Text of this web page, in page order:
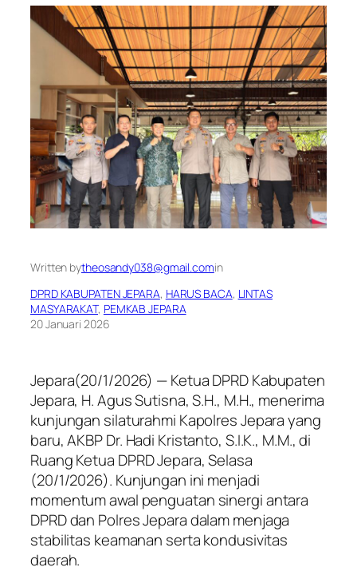
Written bytheosandy038@gmail.comin
DPRD KABUPATEN JEPARA, HARUS BACA, LINTAS
MASYARAKAT, PEMKAB JEPARA
20 Januari 2026
Jepara(20/1/2026) — Ketua DPRD Kabupaten
Jepara, H. Agus Sutisna, S.H., M.H., menerima
kunjungan silaturahmi Kapolres Jepara yang
baru, AKBP Dr. Hadi Kristanto, S.I.K., M.M., di
Ruang Ketua DPRD Jepara, Selasa
(20/1/2026). Kunjungan ini menjadi
momentum awal penguatan sinergi antara
DPRD dan Polres Jepara dalam menjaga
stabilitas keamanan serta kondusivitas
daerah.